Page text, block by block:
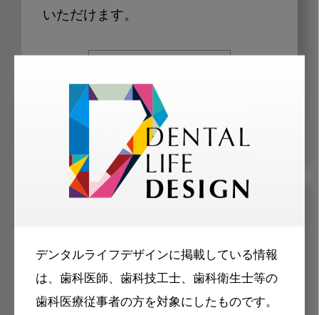
デンタルライフデザインに掲載している情報
は、歯科医師、歯科技工士、歯科衛生士等の
歯科医療従事者の方を対象にしたものです。
いただけます。